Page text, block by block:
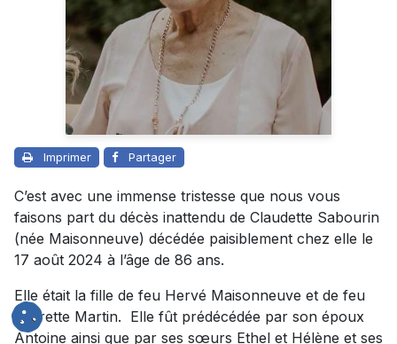
Imprimer Partager
C’est avec une immense tristesse que nous vous
faisons part du décès inattendu de Claudette Sabourin
(née Maisonneuve) décédée paisiblement chez elle le
17 août 2024 à l’âge de 86 ans.
Elle était la fille de feu Hervé Maisonneuve et de feu
Laurette Martin. Elle fût prédécédée par son époux
Antoine ainsi que par ses sœurs Ethel et Hélène et ses